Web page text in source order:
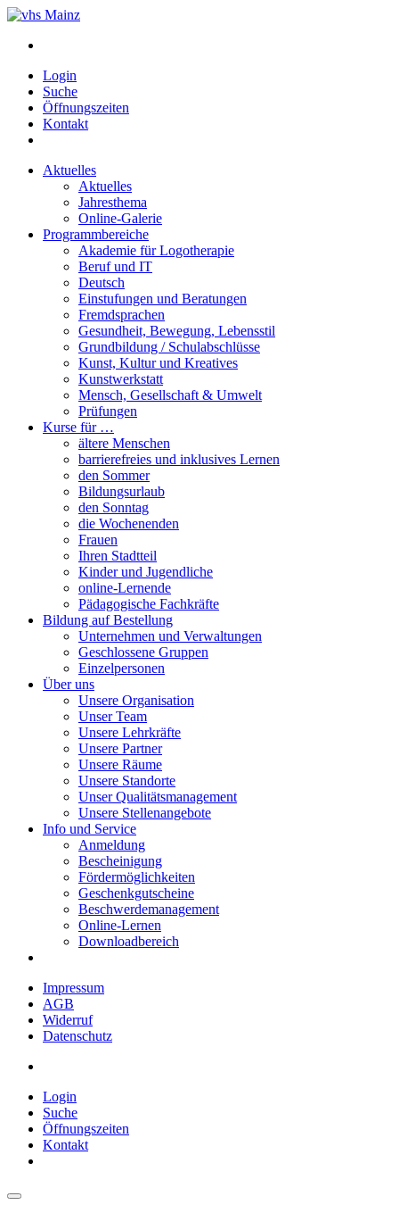
Login
Suche
Öffnungszeiten
Kontakt
Aktuelles
Aktuelles
Jahresthema
Online-Galerie
Programmbereiche
Akademie für Logotherapie
Beruf und IT
Deutsch
Einstufungen und Beratungen
Fremdsprachen
Gesundheit, Bewegung, Lebensstil
Grundbildung / Schulabschlüsse
Kunst, Kultur und Kreatives
Kunstwerkstatt
Mensch, Gesellschaft & Umwelt
Prüfungen
Kurse für …
ältere Menschen
barrierefreies und inklusives Lernen
den Sommer
Bildungsurlaub
den Sonntag
die Wochenenden
Frauen
Ihren Stadtteil
Kinder und Jugendliche
online-Lernende
Pädagogische Fachkräfte
Bildung auf Bestellung
Unternehmen und Verwaltungen
Geschlossene Gruppen
Einzelpersonen
Über uns
Unsere Organisation
Unser Team
Unsere Lehrkräfte
Unsere Partner
Unsere Räume
Unsere Standorte
Unser Qualitätsmanagement
Unsere Stellenangebote
Info und Service
Anmeldung
Bescheinigung
Fördermöglichkeiten
Geschenkgutscheine
Beschwerdemanagement
Online-Lernen
Downloadbereich
Impressum
AGB
Widerruf
Datenschutz
Login
Suche
Öffnungszeiten
Kontakt